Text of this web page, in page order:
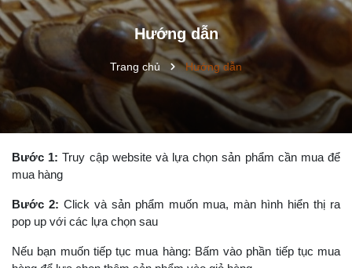
Hướng dẫn
Trang chủ Hướng dẫn
Bước 1: Truy cập website và lựa chọn sản phẩm cần mua để
mua hàng
Bước 2: Click và sản phẩm muốn mua, màn hình hiển thị ra
pop up với các lựa chọn sau
Nếu bạn muốn tiếp tục mua hàng: Bấm vào phần tiếp tục mua